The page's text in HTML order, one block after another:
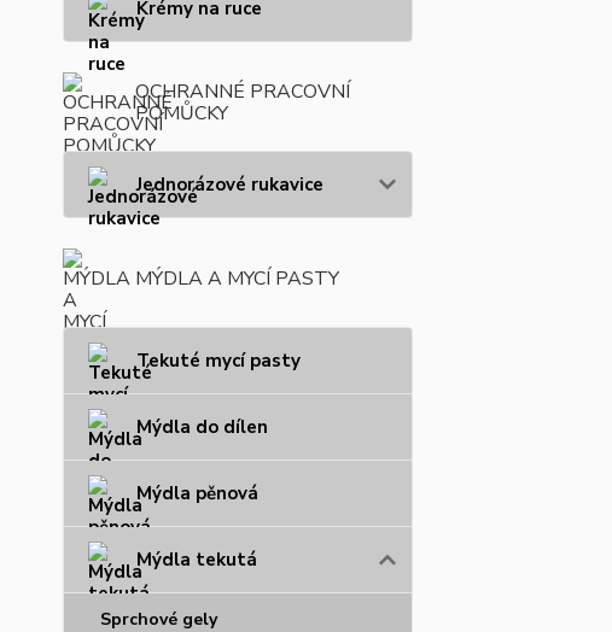
Krémy na ruce
OCHRANNÉ PRACOVNÍ
POMŮCKY
Jednorázové rukavice
MÝDLA A MYCÍ PASTY
Tekuté mycí pasty
Mýdla do dílen
Mýdla pěnová
Mýdla tekutá
Sprchové gely